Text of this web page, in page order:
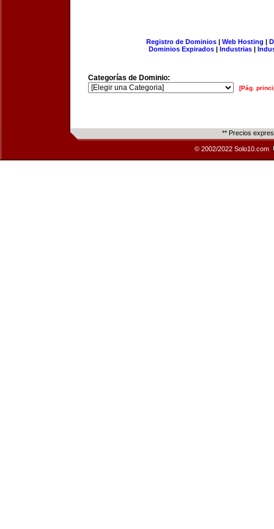
Registro de Dominios| Web Hosting |
Dominios Expirados | Industrias |
Categorías de Dominio:
[Pág.
** Precios
© 2002/2022 Solo10.com